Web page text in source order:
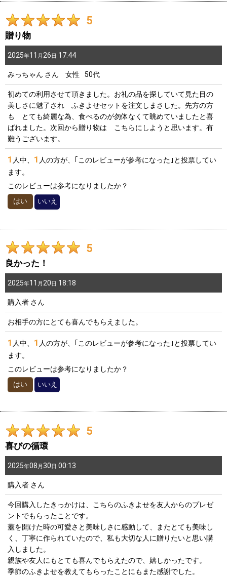
5
贈り物
2025年11 月 26 日 17:44
みっちゃん さん 女性 50代
初めての利用させて頂きました。お礼の品を探していて見た目の
美しさに魅了され ふきよせセットを注文しまさした。先方の方
も とても綺麗な為、食べるのが勿体なくて眺めていましたと喜
ばれました。次回から贈り物は こちらにしようと思います。有
難うございます。
1 人中、 1 人の方が、｢このレビューが参考になった｣と投票してい
ます。
このレビューは参考になりましたか？
はい
いいえ
5
良かった！
2025年11 月 20日 18:18
購入者 さん
お相手の方にとても喜んでもらえました。
1 人中、 1 人の方が、｢このレビューが参考になった｣と投票してい
ます。
このレビューは参考になりましたか？
はい
いいえ
5
喜びの循環
2025年08 月 30 日 00:13
購入者 さん
今回購入したきっかけは、こちらのふきよせを友人からのプレゼ
ントでもらったことです。
蓋を開けた時の可愛さと美味しさに感動して、またとても美味し
く、丁寧に作られていたので、私も大切な人に贈りたいと思い購
入しました。
親族や友人にもとても喜んでもらえたので、嬉しかったです。
季節のふきよせを教えてもらったことにもまた感謝でした。